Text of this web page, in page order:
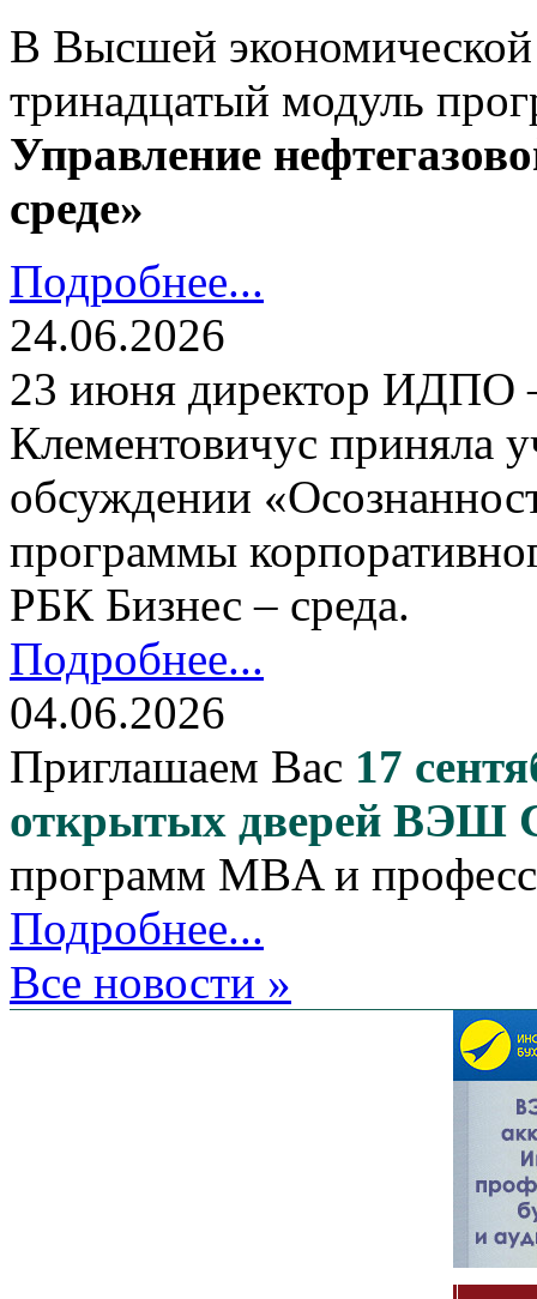
В Высшей
тринадцатый модуль
Управление
среде»
Подробнее...
24.06.2026
23 июня директор
Клементовичус приняла
обсуждении
программы
РБК Бизнес – среда.
Подробнее...
04.06.2026
Приглашаем Вас 17
открытых дверей ВЭШ
программ MBA и
Подробнее...
Все новости »